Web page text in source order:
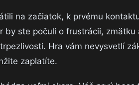
na začiatok, k prvému
by ste počuli o frustrácii,
Hra vám nevysvetlí
zaplatíte.